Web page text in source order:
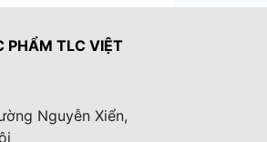
PHẨM TLC VIỆT
Nguyễn Xiển,